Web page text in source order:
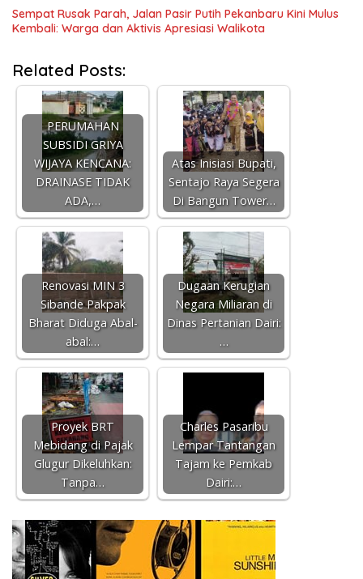
Sempat Rusak Parah, Jalan Pasir Putih Pekanbaru Kini Mulus
Kembali: Warga dan Aktivis Apresiasi Walikota
Related Posts:
PERUMAHAN
SUBSIDI GRIYA
WIJAYA KENCANA:
DRAINASE TIDAK
ADA,…
Atas Inisiasi Bupati,
Sentajo Raya Segera
Di Bangun Tower…
Renovasi MIN 3
Sibande Pakpak
Bharat Diduga Abal-
abal:…
Dugaan Kerugian
Negara Miliaran di
Dinas Pertanian Dairi:
…
Proyek BRT
Mebidang di Pajak
Glugur Dikeluhkan:
Tanpa…
Charles Pasaribu
Lempar Tantangan
Tajam ke Pemkab
Dairi:…